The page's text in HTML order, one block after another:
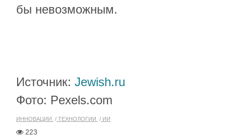
бы невозможным.
Источник: Jewish.ru
Фото: Pexels.com
ИННОВАЦИИ ТЕХНОЛОГИИ ИИ
223